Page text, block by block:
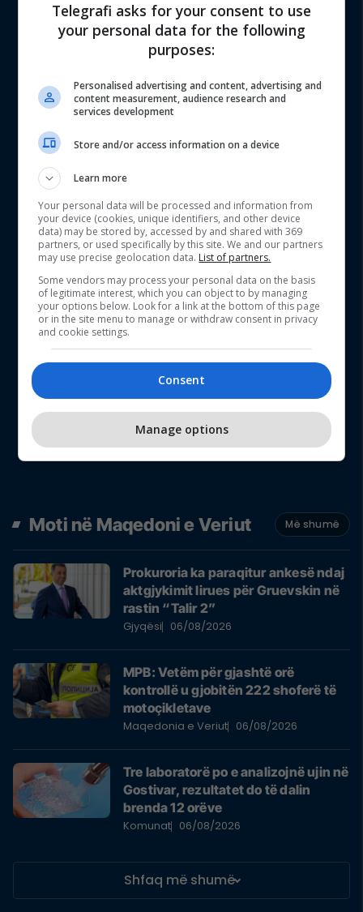
Moti në Maqedoni e Veriut Më shumë
Prokuroria ka paraqitur ankesë ndaj
aktgjykimit lirues për Gruevskin në
rastin “Talir 2”
Gjyqësi 06/08/2026
MPB: Vetëm për gjashtë orë
kontrollë u gjobitën 222 shoferë të
motoçikletave
Maqedonia e Veriut 06/08/2026
Tre laboratorë po e analizojnë ujin në
Gostivar, rezultatet do të dalin
brenda 12 orëve
Komunat 06/08/2026
Shfaq më shumë
Telegrafi asks for your consent to use
your personal data for the following
purposes:
Personalised advertising and content, advertising and
content measurement, audience research and
services development
Store and/or access information on a device
Learn more
Your personal data will be processed and information from
your device (cookies, unique identifiers, and other device
data) may be stored by, accessed by and shared with 369
partners, or used specifically by this site. We and our partners
may use precise geolocation data. List of partners.
Some vendors may process your personal data on the basis
of legitimate interest, which you can object to by managing
your options below. Look for a link at the bottom of this page
or in the site menu to manage or withdraw consent in privacy
and cookie settings.
Consent
Manage options